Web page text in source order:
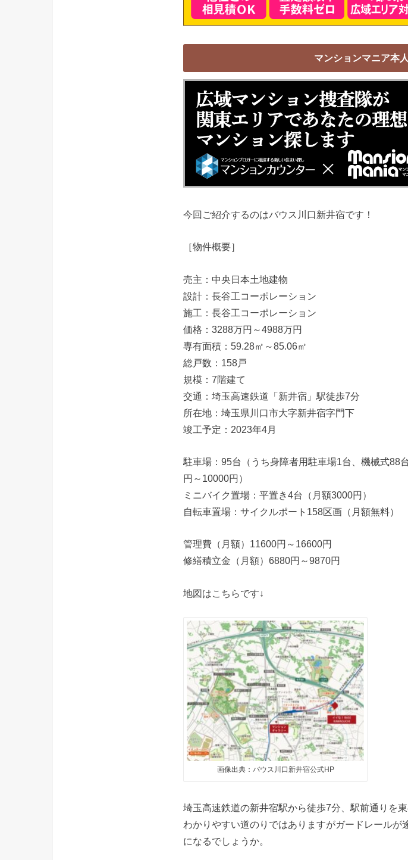
マンションマニア本
今回ご紹介するのはバウス川口新井宿です！
［物件概要］
売主：中央日本土地建物
設計：長谷工コーポレーション
施工：長谷工コーポレーション
価格：3288万円～4988万円
専有面積：59.28㎡～85.06㎡
総戸数：158戸
規模：7階建て
交通：埼玉高速鉄道「新井宿」駅徒歩7分
所在地：埼玉県川口市大字新井宿字門下
竣工予定：2023年4月
駐車場：95台（うち身障者用駐車場1台、機械式88
円～10000円）
ミニバイク置場：平置き4台（月額3000円）
自転車置場：サイクルポート158区画（月額無料）
管理費（月額）11600円～16600円
修繕積立金（月額）6880円～9870円
地図はこちらです↓
画像出典：バウス川口新井宿公式HP
埼玉高速鉄道の新井宿駅から徒歩7分、駅前通りを
わかりやすい道のりではありますがガードレール
になるでしょうか。